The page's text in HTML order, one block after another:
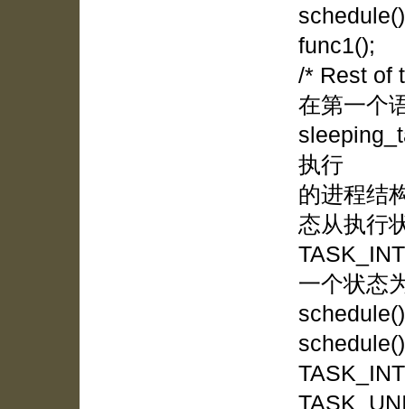
func1();
/* Rest of
在第一个
执行
的进程结
态从执行
一个状态